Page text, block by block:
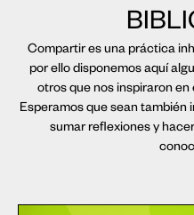
Compartir es una práctica
por ello disponemos aquí
otros que nos inspiraron
Esperamos que sean también
sumar reflexiones y